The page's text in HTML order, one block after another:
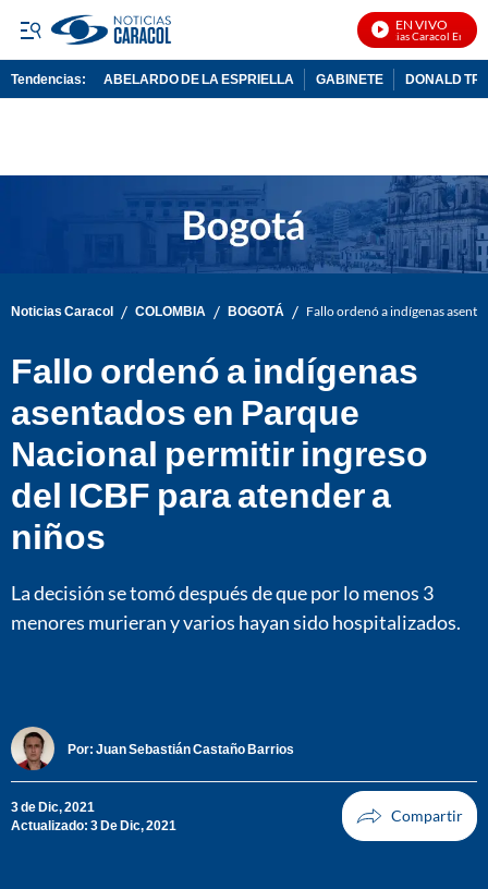
EN VIVO
Noticias Caracol En Vivo
Tendencias: ABELARDO DE LA ESPRIELLA GABINETE DONALD
Noticias Caracol / COLOMBIA / BOGOTÁ / Fallo ordenó a indígenas
Fallo ordenó a indígenas
asentados en Parque
Nacional permitir ingreso
del ICBF para atender a
niños
La decisión se tomó después de que por lo menos 3
menores murieran y varios hayan sido hospitalizados.
Por: Juan Sebastián Castaño Barrios
3 de Dic, 2021
Actualizado: 3 De Dic, 2021